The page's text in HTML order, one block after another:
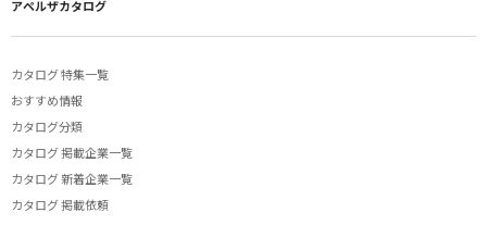
アペルザカタログ
カタログ 特集一覧
おすすめ情報
カタログ分類
カタログ 掲載企業一覧
カタログ 新着企業一覧
カタログ 掲載依頼